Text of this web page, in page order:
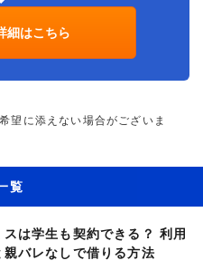
細はこちら
望に添えない場合がございま
覧
スは学生も契約できる？ 利用
親バレなしで借りる方法